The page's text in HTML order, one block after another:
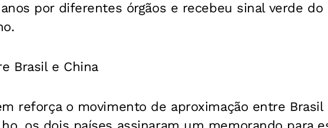
por diferentes órgãos e recebeu sinal verde do
Brasil e China
reforça o movimento de aproximação entre Brasil